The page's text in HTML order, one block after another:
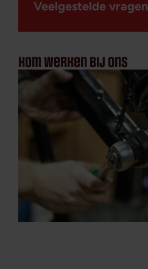
Veelgestelde vragen
kom werken bij ons